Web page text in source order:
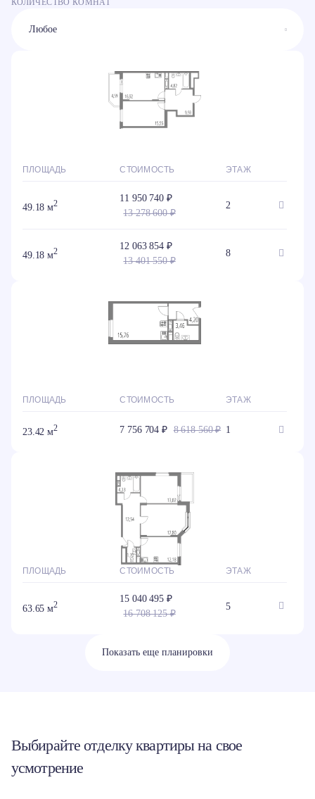
КОЛИЧЕСТВО КОМНАТ
ПЛОЩАДЬ СТОИМОСТЬ ЭТАЖ
49.18 м2
11 950 740 ₽
13 278 600 ₽
2
49.18 м2
12 063 854 ₽
13 401 550 ₽
8
ПЛОЩАДЬ СТОИМОСТЬ ЭТАЖ
23.42 м2 7 756 704 ₽ 8 618 560 ₽ 1
ПЛОЩАДЬ СТОИМОСТЬ ЭТАЖ
63.65 м2
15 040 495 ₽
16 708 125 ₽
5
Показать еще планировки
Выбирайте отделку квартиры на свое
усмотрение